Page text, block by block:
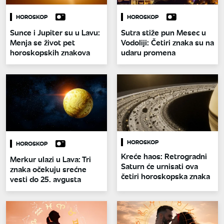
HOROSKOP
Sunce i Jupiter su u Lavu:
Menja se život pet
horoskopskih znakova
HOROSKOP
Sutra stiže pun Mesec u
Vodoliji: Četiri znaka su na
udaru promena
HOROSKOP
Merkur ulazi u Lava: Tri
znaka očekuju srećne
vesti do 25. avgusta
HOROSKOP
Kreće haos: Retrogradni
Saturn će urnisati ova
četiri horoskopska znaka